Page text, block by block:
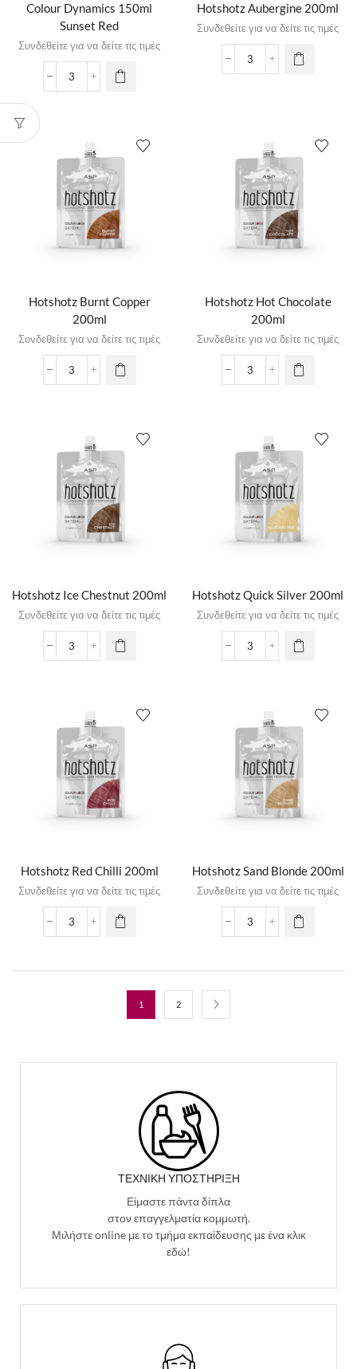
Colour Dynamics 150ml
Sunset Red
Συνδεθείτε για να δείτε τις τιμές
Hotshotz Aubergine 200ml
Συνδεθείτε για να δείτε τις τιμές
Hotshotz Burnt Copper
200ml
Συνδεθείτε για να δείτε τις τιμές
Hotshotz Hot Chocolate
200ml
Συνδεθείτε για να δείτε τις τιμές
Hotshotz Ice Chestnut 200ml
Συνδεθείτε για να δείτε τις τιμές
Hotshotz Quick Silver 200ml
Συνδεθείτε για να δείτε τις τιμές
Hotshotz Red Chilli 200ml
Συνδεθείτε για να δείτε τις τιμές
Hotshotz Sand Blonde 200ml
Συνδεθείτε για να δείτε τις τιμές
1 2
ΤΕΧΝΙΚΉ ΥΠΟΣΤΉΡΙΞΗ
Είμαστε πάντα δίπλα
στον επαγγελματία κομμωτή.
Μιλήστε online με το τμήμα εκπαίδευσης με ένα κλικ
εδώ!